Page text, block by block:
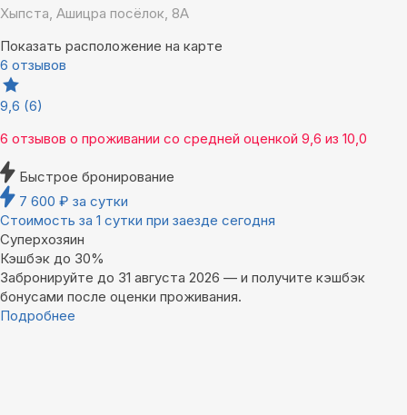
Хыпста, Ашицра посёлок, 8А
Показать расположение на карте
6 отзывов
9,6 (6)
6 отзывов о проживании со средней оценкой 9,6 из 10,0
Быстрое бронирование
7 600 ₽ за сутки
Стоимость за 1 сутки при заезде сегодня
Суперхозяин
Кэшбэк до 30%
Забронируйте до 31 августа 2026 — и получите кэшбэк
бонусами после оценки проживания.
Подробнее